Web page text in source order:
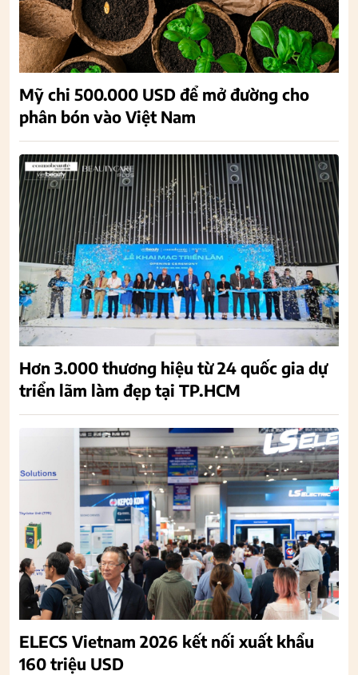
Mỹ chi 500.000 USD để mở đường cho
phân bón vào Việt Nam
Hơn 3.000 thương hiệu từ 24 quốc gia dự
triển lãm làm đẹp tại TP.HCM
ELECS Vietnam 2026 kết nối xuất khẩu
160 triệu USD